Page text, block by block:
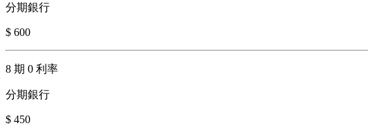
分期銀行
$ 600
8 期 0 利率
分期銀行
$ 450